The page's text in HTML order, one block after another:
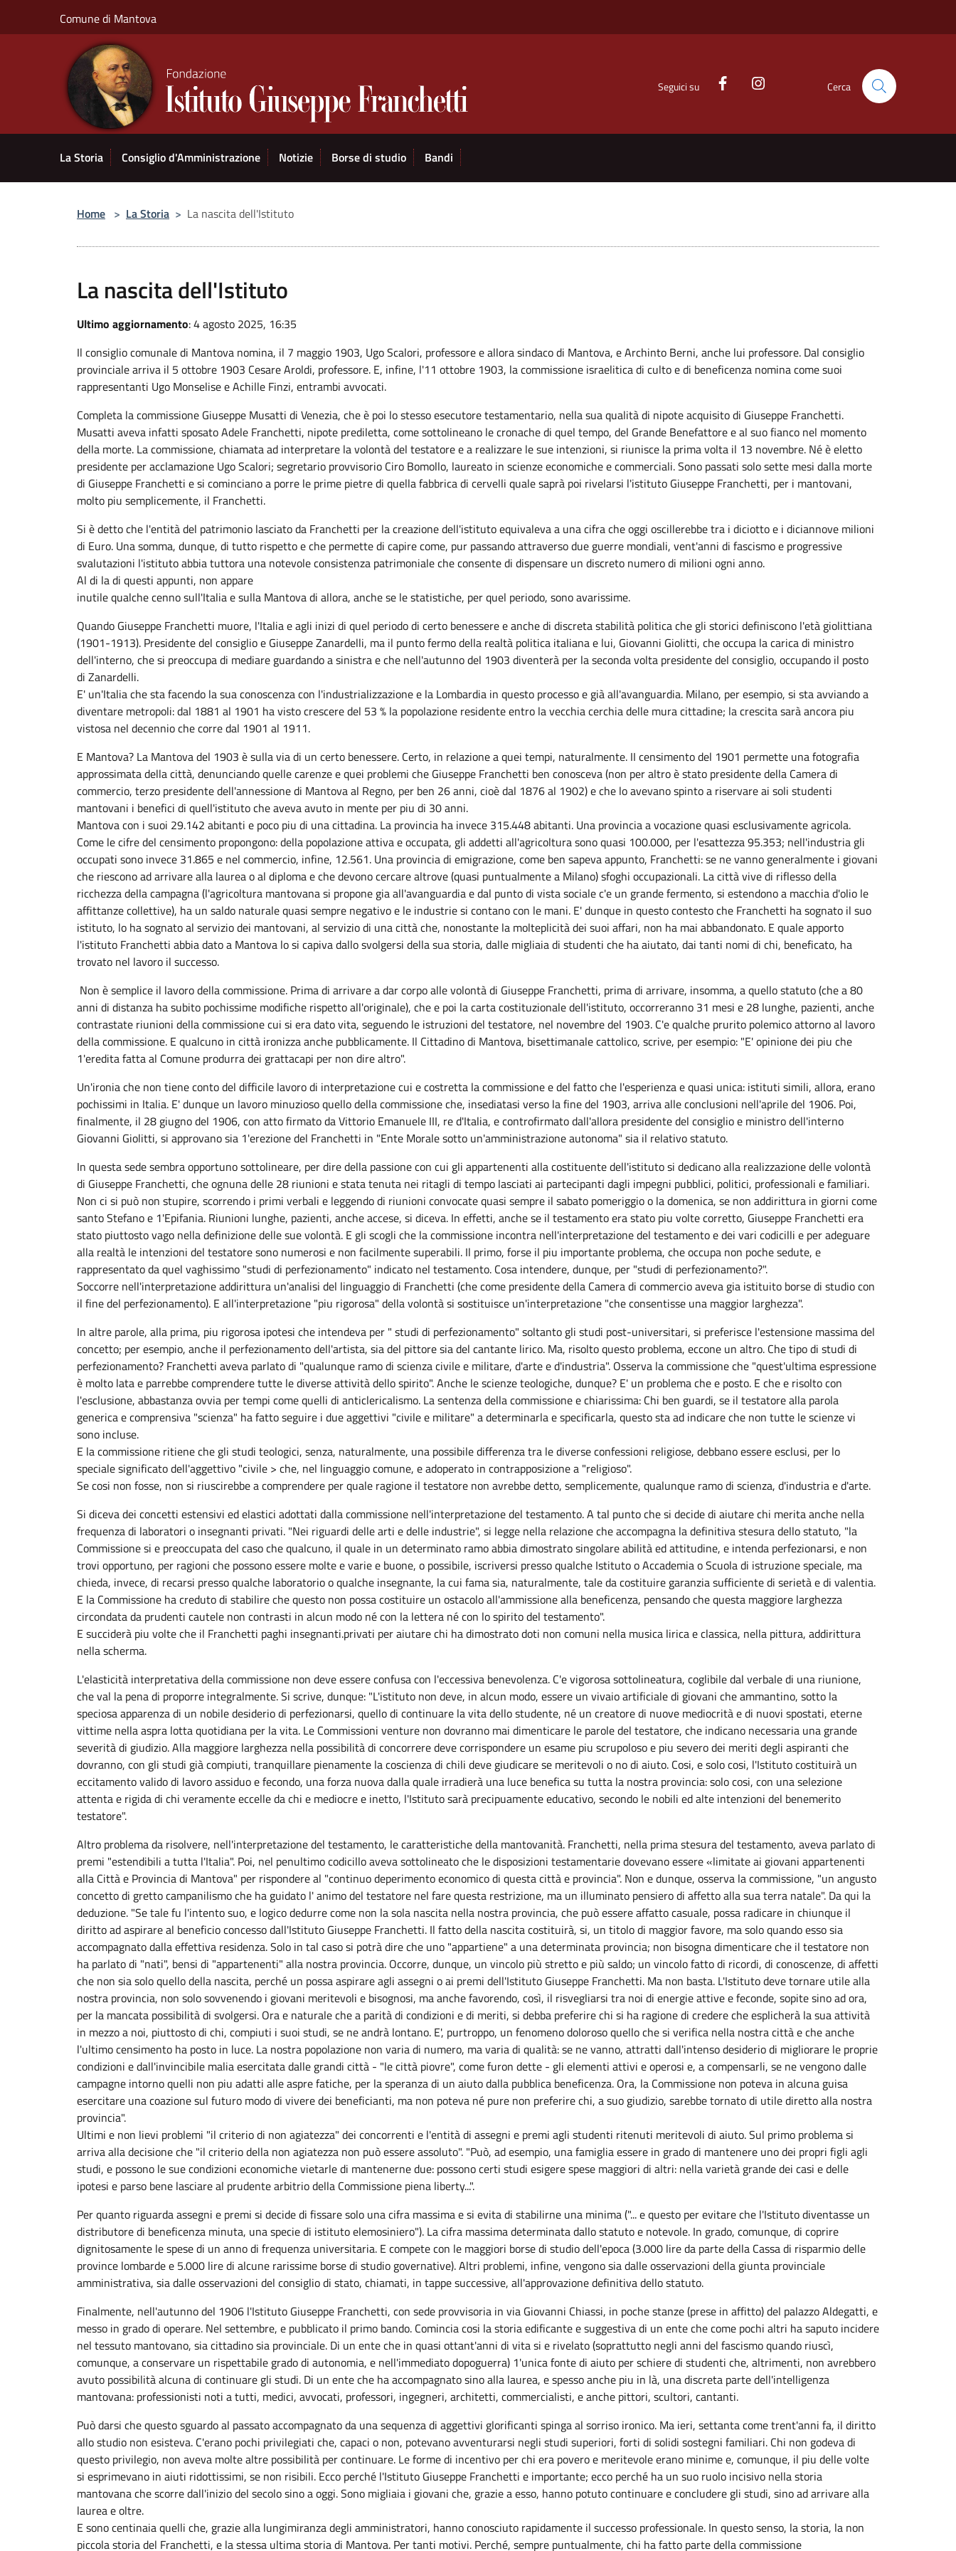
Comune di Mantova
Seguici su Cerca
La Storia Consiglio d'Amministrazione Notizie Borse di studio Bandi
Home > La Storia > La nascita dell'Istituto
La nascita dell'Istituto
Ultimo aggiornamento: 4 agosto 2025, 16:35
Il consiglio comunale di Mantova nomina, il 7 maggio 1903, Ugo Scalori, professore e allora sindaco di Mantova, e Archinto Berni, anche lui professore. Dal consiglio
provinciale arriva il 5 ottobre 1903 Cesare Aroldi, professore. E, infine, l'11 ottobre 1903, la commissione israelitica di culto e di beneficenza nomina come suoi
rappresentanti Ugo Monselise e Achille Finzi, entrambi avvocati.
Completa la commissione Giuseppe Musatti di Venezia, che è poi lo stesso esecutore testamentario, nella sua qualità di nipote acquisito di Giuseppe Franchetti.
Musatti aveva infatti sposato Adele Franchetti, nipote prediletta, come sottolineano le cronache di quel tempo, del Grande Benefattore e al suo fianco nel momento
della morte. La commissione, chiamata ad interpretare la volontà del testatore e a realizzare le sue intenzioni, si riunisce la prima volta il 13 novembre. Né è eletto
presidente per acclamazione Ugo Scalori; segretario provvisorio Ciro Bomollo, laureato in scienze economiche e commerciali. Sono passati solo sette mesi dalla morte
di Giuseppe Franchetti e si cominciano a porre le prime pietre di quella fabbrica di cervelli quale saprà poi rivelarsi l'istituto Giuseppe Franchetti, per i mantovani,
molto piu semplicemente, il Franchetti.
Si è detto che l'entità del patrimonio lasciato da Franchetti per la creazione dell'istituto equivaleva a una cifra che oggi oscillerebbe tra i diciotto e i diciannove milioni
di Euro. Una somma, dunque, di tutto rispetto e che permette di capire come, pur passando attraverso due guerre mondiali, vent'anni di fascismo e progressive
svalutazioni l'istituto abbia tuttora una notevole consistenza patrimoniale che consente di dispensare un discreto numero di milioni ogni anno.
Al di la di questi appunti, non appare
inutile qualche cenno sull'Italia e sulla Mantova di allora, anche se le statistiche, per quel periodo, sono avarissime.
Quando Giuseppe Franchetti muore, l'Italia e agli inizi di quel periodo di certo benessere e anche di discreta stabilità politica che gli storici definiscono l'età giolittiana
(1901-1913). Presidente del consiglio e Giuseppe Zanardelli, ma il punto fermo della realtà politica italiana e lui, Giovanni Giolitti, che occupa la carica di ministro
dell'interno, che si preoccupa di mediare guardando a sinistra e che nell'autunno del 1903 diventerà per la seconda volta presidente del consiglio, occupando il posto
di Zanardelli.
E' un'Italia che sta facendo la sua conoscenza con l'industrializzazione e la Lombardia in questo processo e già all'avanguardia. Milano, per esempio, si sta avviando a
diventare metropoli: dal 1881 al 1901 ha visto crescere del 53 % la popolazione residente entro la vecchia cerchia delle mura cittadine; la crescita sarà ancora piu
vistosa nel decennio che corre dal 1901 al 1911.
E Mantova? La Mantova del 1903 è sulla via di un certo benessere. Certo, in relazione a quei tempi, naturalmente. II censimento del 1901 permette una fotografia
approssimata della città, denunciando quelle carenze e quei problemi che Giuseppe Franchetti ben conosceva (non per altro è stato presidente della Camera di
commercio, terzo presidente dell'annessione di Mantova al Regno, per ben 26 anni, cioè dal 1876 al 1902) e che lo avevano spinto a riservare ai soli studenti
mantovani i benefici di quell'istituto che aveva avuto in mente per piu di 30 anni.
Mantova con i suoi 29.142 abitanti e poco piu di una cittadina. La provincia ha invece 315.448 abitanti. Una provincia a vocazione quasi esclusivamente agricola.
Come le cifre del censimento propongono: della popolazione attiva e occupata, gli addetti all'agricoltura sono quasi 100.000, per l'esattezza 95.353; nell'industria gli
occupati sono invece 31.865 e nel commercio, infine, 12.561. Una provincia di emigrazione, come ben sapeva appunto, Franchetti: se ne vanno generalmente i giovani
che riescono ad arrivare alla laurea o al diploma e che devono cercare altrove (quasi puntualmente a Milano) sfoghi occupazionali. La città vive di riflesso della
ricchezza della campagna (l'agricoltura mantovana si propone gia all'avanguardia e dal punto di vista sociale c'e un grande fermento, si estendono a macchia d'olio le
affittanze collettive), ha un saldo naturale quasi sempre negativo e le industrie si contano con le mani. E' dunque in questo contesto che Franchetti ha sognato il suo
istituto, lo ha sognato al servizio dei mantovani, al servizio di una città che, nonostante la molteplicità dei suoi affari, non ha mai abbandonato. E quale apporto
l'istituto Franchetti abbia dato a Mantova lo si capiva dallo svolgersi della sua storia, dalle migliaia di studenti che ha aiutato, dai tanti nomi di chi, beneficato, ha
trovato nel lavoro il successo.
Non è semplice il lavoro della commissione. Prima di arrivare a dar corpo alle volontà di Giuseppe Franchetti, prima di arrivare, insomma, a quello statuto (che a 80
anni di distanza ha subito pochissime modifiche rispetto all'originale), che e poi la carta costituzionale dell'istituto, occorreranno 31 mesi e 28 lunghe, pazienti, anche
contrastate riunioni della commissione cui si era dato vita, seguendo le istruzioni del testatore, nel novembre del 1903. C'e qualche prurito polemico attorno al lavoro
della commissione. E qualcuno in città ironizza anche pubblicamente. Il Cittadino di Mantova, bisettimanale cattolico, scrive, per esempio: "E' opinione dei piu che
1'eredita fatta al Comune produrra dei grattacapi per non dire altro".
Un'ironia che non tiene conto del difficile lavoro di interpretazione cui e costretta la commissione e del fatto che l'esperienza e quasi unica: istituti simili, allora, erano
pochissimi in Italia. E' dunque un lavoro minuzioso quello della commissione che, insediatasi verso la fine del 1903, arriva alle conclusioni nell'aprile del 1906. Poi,
finalmente, il 28 giugno del 1906, con atto firmato da Vittorio Emanuele III, re d'Italia, e controfirmato dall'allora presidente del consiglio e ministro dell'interno
Giovanni Giolitti, si approvano sia 1'erezione del Franchetti in "Ente Morale sotto un'amministrazione autonoma" sia il relativo statuto.
In questa sede sembra opportuno sottolineare, per dire della passione con cui gli appartenenti alla costituente dell'istituto si dedicano alla realizzazione delle volontà
di Giuseppe Franchetti, che ognuna delle 28 riunioni e stata tenuta nei ritagli di tempo lasciati ai partecipanti dagli impegni pubblici, politici, professionali e familiari.
Non ci si può non stupire, scorrendo i primi verbali e leggendo di riunioni convocate quasi sempre il sabato pomeriggio o la domenica, se non addirittura in giorni come
santo Stefano e 1'Epifania. Riunioni lunghe, pazienti, anche accese, si diceva. In effetti, anche se il testamento era stato piu volte corretto, Giuseppe Franchetti era
stato piuttosto vago nella definizione delle sue volontà. E gli scogli che la commissione incontra nell'interpretazione del testamento e dei vari codicilli e per adeguare
alla realtà le intenzioni del testatore sono numerosi e non facilmente superabili. Il primo, forse il piu importante problema, che occupa non poche sedute, e
rappresentato da quel vaghissimo "studi di perfezionamento" indicato nel testamento. Cosa intendere, dunque, per "studi di perfezionamento?".
Soccorre nell'interpretazione addirittura un'analisi del linguaggio di Franchetti (che come presidente della Camera di commercio aveva gia istituito borse di studio con
il fine del perfezionamento). E all'interpretazione "piu rigorosa" della volontà si sostituisce un'interpretazione "che consentisse una maggior larghezza".
In altre parole, alla prima, piu rigorosa ipotesi che intendeva per " studi di perfezionamento" soltanto gli studi post-universitari, si preferisce l'estensione massima del
concetto; per esempio, anche il perfezionamento dell'artista, sia del pittore sia del cantante lirico. Ma, risolto questo problema, eccone un altro. Che tipo di studi di
perfezionamento? Franchetti aveva parlato di "qualunque ramo di scienza civile e militare, d'arte e d'industria". Osserva la commissione che "quest'ultima espressione
è molto lata e parrebbe comprendere tutte le diverse attività dello spirito". Anche le scienze teologiche, dunque? E' un problema che e posto. E che e risolto con
l'esclusione, abbastanza ovvia per tempi come quelli di anticlericalismo. La sentenza della commissione e chiarissima: Chi ben guardi, se il testatore alla parola
generica e comprensiva "scienza" ha fatto seguire i due aggettivi "civile e militare" a determinarla e specificarla, questo sta ad indicare che non tutte le scienze vi
sono incluse.
E la commissione ritiene che gli studi teologici, senza, naturalmente, una possibile differenza tra le diverse confessioni religiose, debbano essere esclusi, per lo
speciale significato dell'aggettivo "civile > che, nel linguaggio comune, e adoperato in contrapposizione a "religioso".
Se cosi non fosse, non si riuscirebbe a comprendere per quale ragione il testatore non avrebbe detto, semplicemente, qualunque ramo di scienza, d'industria e d'arte.
Si diceva dei concetti estensivi ed elastici adottati dalla commissione nell'interpretazione del testamento. A tal punto che si decide di aiutare chi merita anche nella
frequenza di laboratori o insegnanti privati. "Nei riguardi delle arti e delle industrie", si legge nella relazione che accompagna la definitiva stesura dello statuto, "la
Commissione si e preoccupata del caso che qualcuno, il quale in un determinato ramo abbia dimostrato singolare abilità ed attitudine, e intenda perfezionarsi, e non
trovi opportuno, per ragioni che possono essere molte e varie e buone, o possibile, iscriversi presso qualche Istituto o Accademia o Scuola di istruzione speciale, ma
chieda, invece, di recarsi presso qualche laboratorio o qualche insegnante, la cui fama sia, naturalmente, tale da costituire garanzia sufficiente di serietà e di valentia.
E la Commissione ha creduto di stabilire che questo non possa costituire un ostacolo all'ammissione alla beneficenza, pensando che questa maggiore larghezza
circondata da prudenti cautele non contrasti in alcun modo né con la lettera né con lo spirito del testamento".
E succiderà piu volte che il Franchetti paghi insegnanti.privati per aiutare chi ha dimostrato doti non comuni nella musica lirica e classica, nella pittura, addirittura
nella scherma.
L'elasticità interpretativa della commissione non deve essere confusa con l'eccessiva benevolenza. C'e vigorosa sottolineatura, coglibile dal verbale di una riunione,
che val la pena di proporre integralmente. Si scrive, dunque: "L'istituto non deve, in alcun modo, essere un vivaio artificiale di giovani che ammantino, sotto la
speciosa apparenza di un nobile desiderio di perfezionarsi, quello di continuare la vita dello studente, né un creatore di nuove mediocrità e di nuovi spostati, eterne
vittime nella aspra lotta quotidiana per la vita. Le Commissioni venture non dovranno mai dimenticare le parole del testatore, che indicano necessaria una grande
severità di giudizio. Alla maggiore larghezza nella possibilità di concorrere deve corrispondere un esame piu scrupoloso e piu severo dei meriti degli aspiranti che
dovranno, con gli studi già compiuti, tranquillare pienamente la coscienza di chili deve giudicare se meritevoli o no di aiuto. Cosi, e solo cosi, l'Istituto costituirà un
eccitamento valido di lavoro assiduo e fecondo, una forza nuova dalla quale irradierà una luce benefica su tutta la nostra provincia: solo cosi, con una selezione
attenta e rigida di chi veramente eccelle da chi e mediocre e inetto, l'Istituto sarà precipuamente educativo, secondo le nobili ed alte intenzioni del benemerito
testatore".
Altro problema da risolvere, nell'interpretazione del testamento, le caratteristiche della mantovanità. Franchetti, nella prima stesura del testamento, aveva parlato di
premi "estendibili a tutta l'Italia". Poi, nel penultimo codicillo aveva sottolineato che le disposizioni testamentarie dovevano essere «limitate ai giovani appartenenti
alla Città e Provincia di Mantova" per rispondere al "continuo deperimento economico di questa città e provincia". Non e dunque, osserva la commissione, "un angusto
concetto di gretto campanilismo che ha guidato l' animo del testatore nel fare questa restrizione, ma un illuminato pensiero di affetto alla sua terra natale". Da qui la
deduzione. "Se tale fu l'intento suo, e logico dedurre come non la sola nascita nella nostra provincia, che può essere affatto casuale, possa radicare in chiunque il
diritto ad aspirare al beneficio concesso dall'Istituto Giuseppe Franchetti. Il fatto della nascita costituirà, si, un titolo di maggior favore, ma solo quando esso sia
accompagnato dalla effettiva residenza. Solo in tal caso si potrà dire che uno "appartiene" a una determinata provincia; non bisogna dimenticare che il testatore non
ha parlato di "nati", bensi di "appartenenti" alla nostra provincia. Occorre, dunque, un vincolo più stretto e più saldo; un vincolo fatto di ricordi, di conoscenze, di affetti
che non sia solo quello della nascita, perché un possa aspirare agli assegni o ai premi dell'Istituto Giuseppe Franchetti. Ma non basta. L'Istituto deve tornare utile alla
nostra provincia, non solo sovvenendo i giovani meritevoli e bisognosi, ma anche favorendo, così, il risvegliarsi tra noi di energie attive e feconde, sopite sino ad ora,
per la mancata possibilità di svolgersi. Ora e naturale che a parità di condizioni e di meriti, si debba preferire chi si ha ragione di credere che esplicherà la sua attività
in mezzo a noi, piuttosto di chi, compiuti i suoi studi, se ne andrà lontano. E', purtroppo, un fenomeno doloroso quello che si verifica nella nostra città e che anche
l'ultimo censimento ha posto in luce. La nostra popolazione non varia di numero, ma varia di qualità: se ne vanno, attratti dall'intenso desiderio di migliorare le proprie
condizioni e dall'invincibile malia esercitata dalle grandi città - "le città piovre", come furon dette - gli elementi attivi e operosi e, a compensarli, se ne vengono dalle
campagne intorno quelli non piu adatti alle aspre fatiche, per la speranza di un aiuto dalla pubblica beneficenza. Ora, la Commissione non poteva in alcuna guisa
esercitare una coazione sul futuro modo di vivere dei beneficianti, ma non poteva né pure non preferire chi, a suo giudizio, sarebbe tornato di utile diretto alla nostra
provincia".
Ultimi e non lievi problemi "il criterio di non agiatezza" dei concorrenti e l'entità di assegni e premi agli studenti ritenuti meritevoli di aiuto. Sul primo problema si
arriva alla decisione che "il criterio della non agiatezza non può essere assoluto". "Può, ad esempio, una famiglia essere in grado di mantenere uno dei propri figli agli
studi, e possono le sue condizioni economiche vietarle di mantenerne due: possono certi studi esigere spese maggiori di altri: nella varietà grande dei casi e delle
ipotesi e parso bene lasciare al prudente arbitrio della Commissione piena liberty...".
Per quanto riguarda assegni e premi si decide di fissare solo una cifra massima e si evita di stabilirne una minima ("... e questo per evitare che l'Istituto diventasse un
distributore di beneficenza minuta, una specie di istituto elemosiniero"). La cifra massima determinata dallo statuto e notevole. In grado, comunque, di coprire
dignitosamente le spese di un anno di frequenza universitaria. E compete con le maggiori borse di studio dell'epoca (3.000 lire da parte della Cassa di risparmio delle
province lombarde e 5.000 lire di alcune rarissime borse di studio governative). Altri problemi, infine, vengono sia dalle osservazioni della giunta provinciale
amministrativa, sia dalle osservazioni del consiglio di stato, chiamati, in tappe successive, all'approvazione definitiva dello statuto.
Finalmente, nell'autunno del 1906 l'Istituto Giuseppe Franchetti, con sede provvisoria in via Giovanni Chiassi, in poche stanze (prese in affitto) del palazzo Aldegatti, e
messo in grado di operare. Nel settembre, e pubblicato il primo bando. Comincia cosi la storia edificante e suggestiva di un ente che come pochi altri ha saputo incidere
nel tessuto mantovano, sia cittadino sia provinciale. Di un ente che in quasi ottant'anni di vita si e rivelato (soprattutto negli anni del fascismo quando riuscì,
comunque, a conservare un rispettabile grado di autonomia, e nell'immediato dopoguerra) 1'unica fonte di aiuto per schiere di studenti che, altrimenti, non avrebbero
avuto possibilità alcuna di continuare gli studi. Di un ente che ha accompagnato sino alla laurea, e spesso anche piu in là, una discreta parte dell'intelligenza
mantovana: professionisti noti a tutti, medici, avvocati, professori, ingegneri, architetti, commercialisti, e anche pittori, scultori, cantanti.
Può darsi che questo sguardo al passato accompagnato da una sequenza di aggettivi glorificanti spinga al sorriso ironico. Ma ieri, settanta come trent'anni fa, il diritto
allo studio non esisteva. C'erano pochi privilegiati che, capaci o non, potevano avventurarsi negli studi superiori, forti di solidi sostegni familiari. Chi non godeva di
questo privilegio, non aveva molte altre possibilità per continuare. Le forme di incentivo per chi era povero e meritevole erano minime e, comunque, il piu delle volte
si esprimevano in aiuti ridottissimi, se non risibili. Ecco perché l'Istituto Giuseppe Franchetti e importante; ecco perché ha un suo ruolo incisivo nella storia
mantovana che scorre dall'inizio del secolo sino a oggi. Sono migliaia i giovani che, grazie a esso, hanno potuto continuare e concludere gli studi, sino ad arrivare alla
laurea e oltre.
E sono centinaia quelli che, grazie alla lungimiranza degli amministratori, hanno conosciuto rapidamente il successo professionale. In questo senso, la storia, la non
piccola storia del Franchetti, e la stessa ultima storia di Mantova. Per tanti motivi. Perché, sempre puntualmente, chi ha fatto parte della commissione